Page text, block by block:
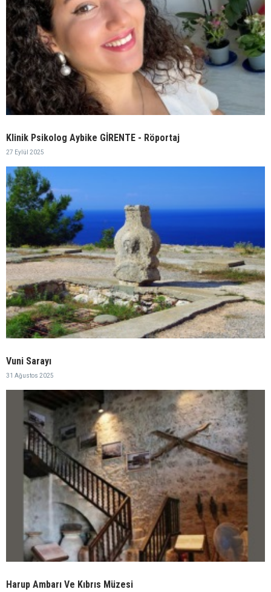
Klinik Psikolog Aybike GİRENTE - Röportaj
27 Eylül 2025
Vuni Sarayı
31 Ağustos 2025
Harup Ambarı Ve Kıbrıs Müzesi